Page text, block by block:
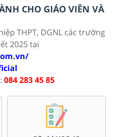
CHO GIÁO VIÊN VÀ
THPT, DGNL các trường
2025 tại
084 283 45 85